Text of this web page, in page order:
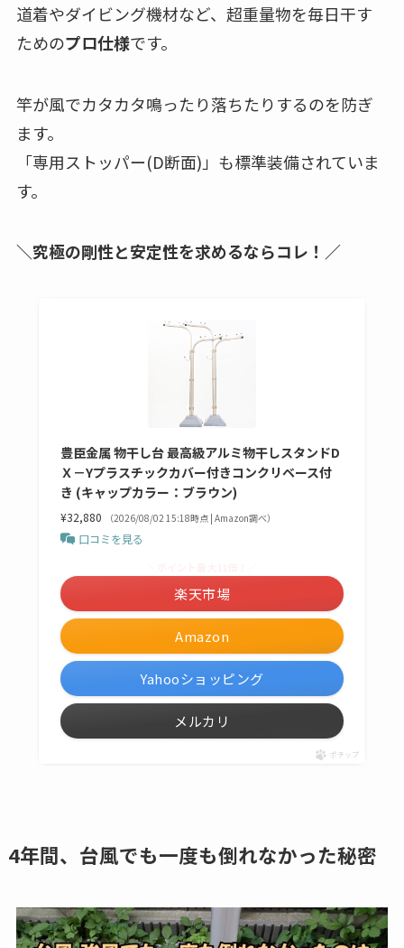
道着やダイビング機材など、超重量物を毎日干す
ためのプロ仕様です。
竿が風でカタカタ鳴ったり落ちたりするのを防ぎ
ます。
「専用ストッパー(D断面)」も標準装備されていま
す。
＼究極の剛性と安定性を求めるならコレ！／
豊臣金属 物干し台 最高級アルミ物干しスタンドD
Ｘ－Yプラスチックカバー付きコンクリベース付
き (キャップカラー：ブラウン)
¥32,880 （2026/08/02 15:18時点 | Amazon調べ）
口コミを見る
Amazon
楽天市場
Yahooショッピング
メルカリ
ポチップ
4年間、台風でも一度も倒れなかった秘密